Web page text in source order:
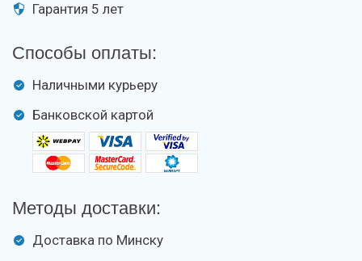
Гарантия 5 лет
Способы оплаты:
Наличными курьеру
Банковской картой
Методы доставки:
Доставка по Минску